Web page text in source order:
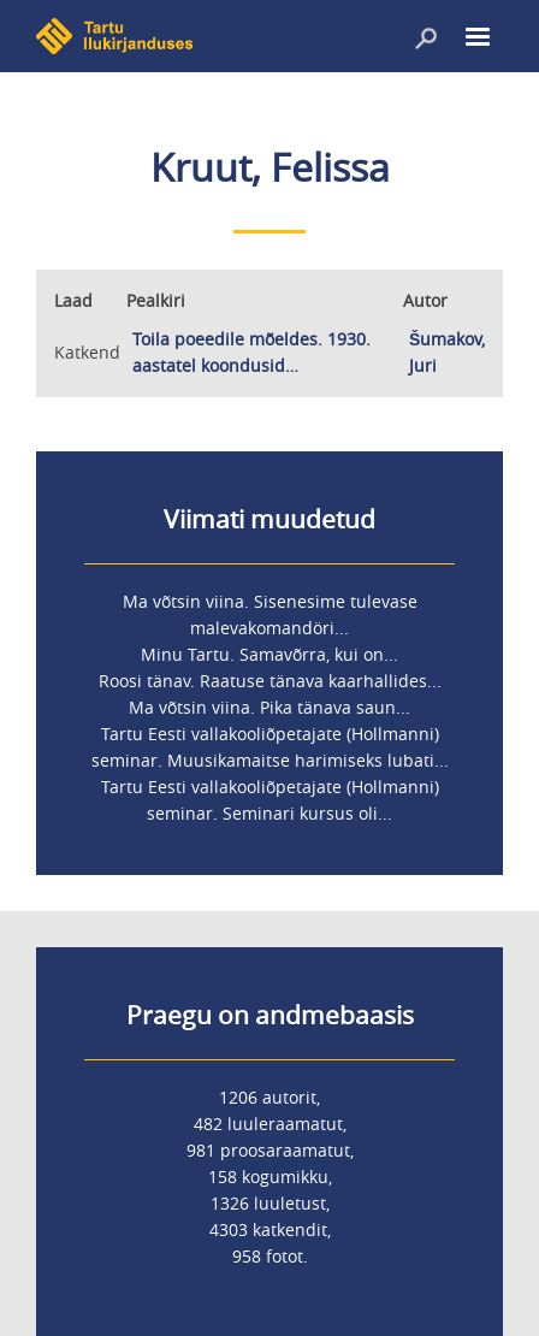
edasi
Kruut, Felissa
Laad Pealkiri Autor
Katkend
Toila poeedile mõeldes. 1930.
aastatel koondusid…
Šumakov,
Juri
Viimati muudetud
Ma võtsin viina. Sisenesime tulevase
malevakomandöri...
Minu Tartu. Samavõrra, kui on...
Roosi tänav. Raatuse tänava kaarhallides...
Ma võtsin viina. Pika tänava saun...
Tartu Eesti vallakooliõpetajate (Hollmanni)
seminar. Muusikamaitse harimiseks lubati...
Tartu Eesti vallakooliõpetajate (Hollmanni)
seminar. Seminari kursus oli...
Praegu on andmebaasis
1206 autorit,
482 luuleraamatut,
981 proosaraamatut,
158 kogumikku,
1326 luuletust,
4303 katkendit,
958 fotot.